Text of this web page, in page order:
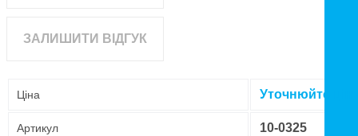
ЗАЛИШИТИ ВІДГУК
Ціна Уточнюйте
Артикул 10-0325